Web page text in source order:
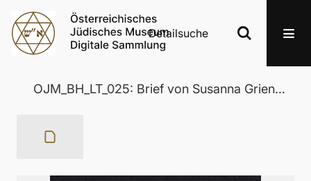
Detailsuche
OJM_BH_LT_025: Brief von Susanna Griensteidl